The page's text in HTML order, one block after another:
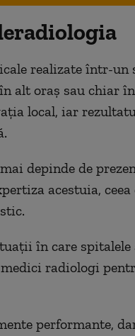
realizate într-un
alt oraș sau chiar
local, iar
depinde de
acestuia, ceea
în care spitalele
radiologi
performante,